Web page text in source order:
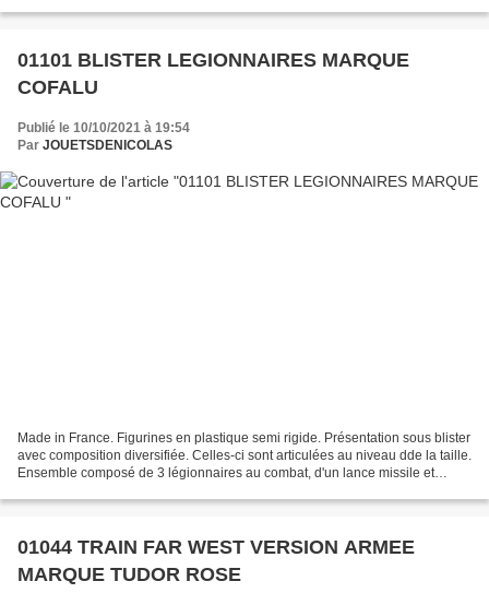
01101 BLISTER LEGIONNAIRES MARQUE
COFALU
Publié le 10/10/2021 à 19:54
Par JOUETSDENICOLAS
Made in France. Figurines en plastique semi rigide. Présentation sous blister
avec composition diversifiée. Celles-ci sont articulées au niveau dde la taille.
Ensemble composé de 3 légionnaires au combat, d'un lance missile et
01044 TRAIN FAR WEST VERSION ARMEE
MARQUE TUDOR ROSE